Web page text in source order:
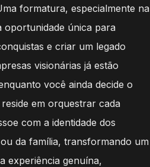
formatura, especialmente na
oportunidade única para
e criar um legado
visionárias já estão
você ainda decide o
em orquestrar cada
com a identidade dos
da família, transformando um
experiência genuína,